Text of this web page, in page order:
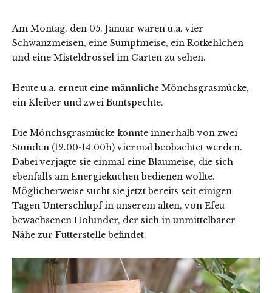
Am Montag, den 05. Januar waren u.a. vier
Schwanzmeisen, eine Sumpfmeise, ein Rotkehlchen
und eine Misteldrossel im Garten zu sehen.
Heute u.a. erneut eine männliche Mönchsgrasmücke,
ein Kleiber und zwei Buntspechte.
Die Mönchsgrasmücke konnte innerhalb von zwei
Stunden (12.00-14.00h) viermal beobachtet werden.
Dabei verjagte sie einmal eine Blaumeise, die sich
ebenfalls am Energiekuchen bedienen wollte.
Möglicherweise sucht sie jetzt bereits seit einigen
Tagen Unterschlupf in unserem alten, von Efeu
bewachsenen Holunder, der sich in unmittelbarer
Nähe zur Futterstelle befindet.